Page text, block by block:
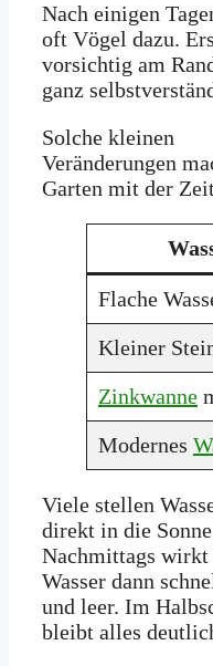
Nach einigen
oft Vögel dazu.
vorsichtig am
ganz
Solche kleinen
Veränderungen
Garten mit der
Flache
Kleiner
Zinkwanne
Modernes
Viele stellen
direkt in die
Nachmittags wirkt
Wasser dann
und leer. Im
bleibt alles